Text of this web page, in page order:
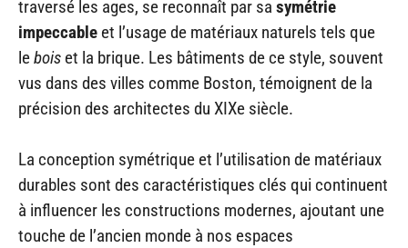
traversé les ages, se reconnaît par sa symétrie
impeccable et l’usage de matériaux naturels tels que
lebois et la brique. Les bâtiments de ce style, souvent
vus dans des villes comme Boston, témoignent de la
précision des architectes du XIXe siècle.
La conception symétrique et l’utilisation de matériaux
durables sont des caractéristiques clés qui continuent
à influencer les constructions modernes, ajoutant une
touche de l’ancien monde à nos espaces